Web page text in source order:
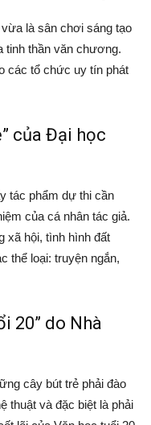
là sân chơi sáng tạo
tinh thần văn chương.
các tổ chức uy tín phát
của Đại học
tác phẩm dự thi cần
của cá nhân tác giả.
xã hội, tình hình đất
thể loại: truyện ngắn,
20” do Nhà
cây bút trẻ phải đào
thuật và đặc biệt là phải